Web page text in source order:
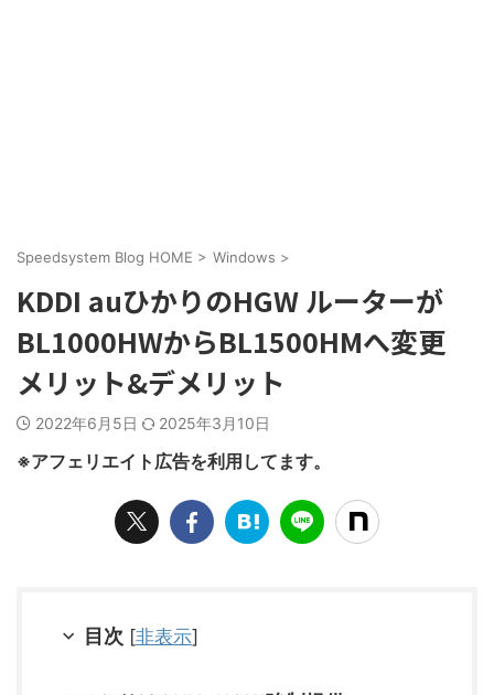
Speedsystem Blog HOME > Windows >
KDDI auひかりのHGW ルーターが
BL1000HWからBL1500HMへ変更
メリット&デメリット
2022年6月5日 2025年3月10日
※アフェリエイト広告を利用してます。
目次 [非表示]